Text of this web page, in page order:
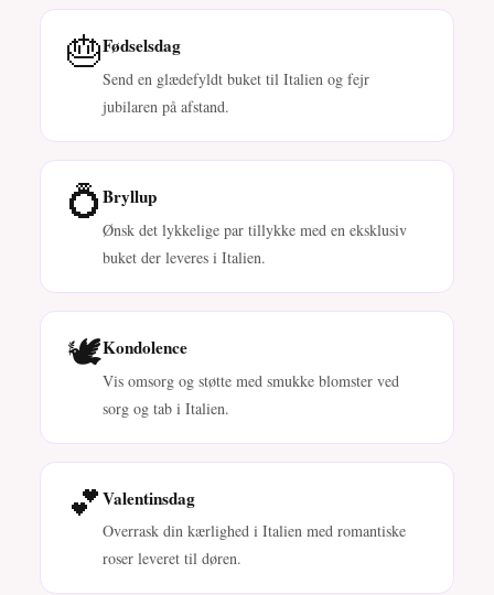
🎂Fødselsdag
Send en glædefyldt buket til Italien og fejr
jubilaren på afstand.
💍Bryllup
Ønsk det lykkelige par tillykke med en eksklusiv
buket der leveres i Italien.
🕊️Kondolence
Vis omsorg og støtte med smukke blomster ved
sorg og tab i Italien.
💕Valentinsdag
Overrask din kærlighed i Italien med romantiske
roser leveret til døren.